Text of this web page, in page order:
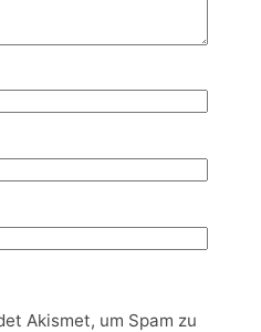
Akismet, um Spam zu